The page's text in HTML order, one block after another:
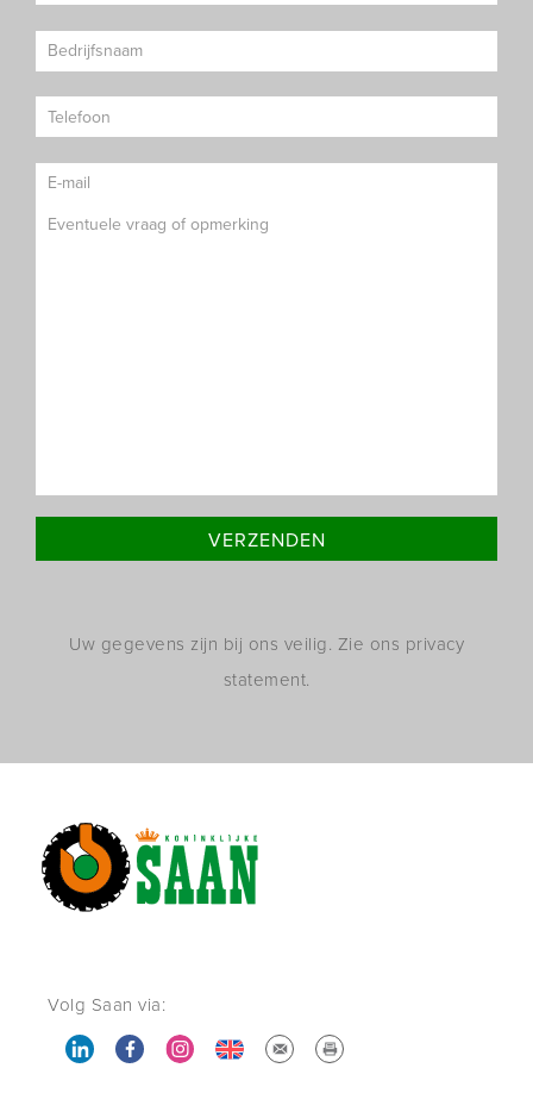
Uw gegevens zijn bij ons veilig. Zie ons privacy
statement.
Volg Saan via: